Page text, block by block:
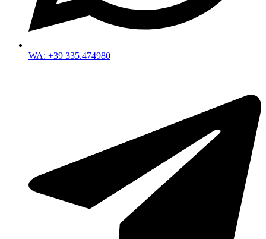
WA: +39 335.474980